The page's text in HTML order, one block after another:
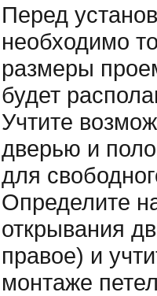
Перед
необходимо
размеры
будет
Учтите
дверью и
для
Определите
открывания
правое) и
монтаже